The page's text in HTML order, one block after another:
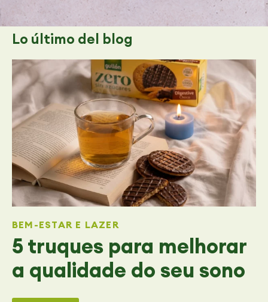
Lo último del blog
5 truques para melhorar
a qualidade do seu sono
BEM-ESTAR E LAZER